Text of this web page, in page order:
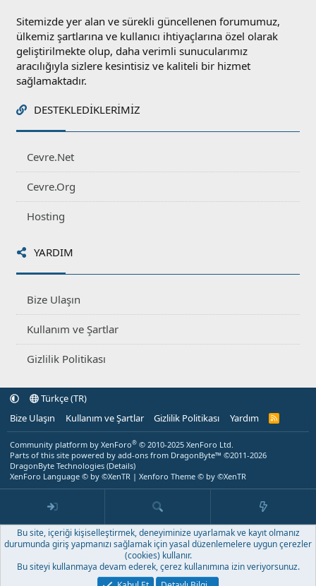
Sitemizde yer alan ve sürekli güncellenen forumumuz,
ülkemiz şartlarına ve kullanıcı ihtiyaçlarına özel olarak
geliştirilmekte olup, daha verimli sunucularımız
aracılığıyla sizlere kesintisiz ve kaliteli bir hizmet
sağlamaktadır.
DESTEKLEDIKLERIMIZ
Cevre.Net
Cevre.Org
Hosting
YARDIM
Bize Ulaşın
Kullanım ve Şartlar
Gizlilik Politikası
Türkçe (TR)
Bize Ulaşın
Kullanım ve Şartlar Gizlilik Politikası Yardım
R
Community platform by XenForo® © 2010-2025 XenForo Ltd.
Parts of this site powered by add-ons from DragonByte™ ©2011-2026
DragonByte Technologies (Details)
XenForo Language © by ©XenTR | Xenforo Theme © by ©XenTR
Bu site, içeriği kişiselleştirmek, deneyiminize uyarlamak ve kayıt olmanız
durumunda giriş yapmanızı sağlamak için yasal düzenlemelere uygun çerezler
(cookies) kullanır.
Bu siteyi kullanmaya devam ederek, çerez kullanımına izin veriyorsunuz.